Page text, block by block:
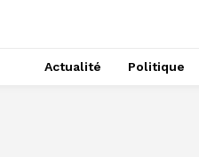
Actualité Politique